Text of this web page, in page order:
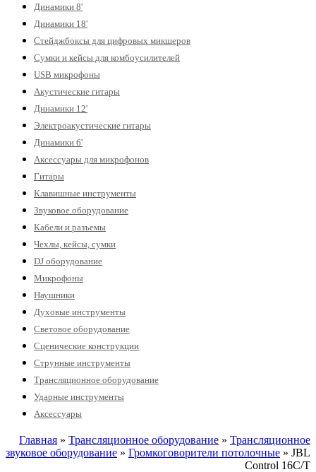
Динамики 8'
Динамики 18'
Стейджбоксы для цифровых микшеров
Сумки и кейсы для комбоусилителей
USB микрофоны
Акустические гитары
Динамики 12'
Электроакустические гитары
Динамики 6'
Аксессуары для микрофонов
Гитары
Клавишные инструменты
Звуковое оборудование
Кабели и разъемы
Чехлы, кейсы, сумки
DJ оборудование
Микрофоны
Наушники
Духовые инструменты
Световое оборудование
Сценические конструкции
Струнные инструменты
Трансляционное оборудование
Ударные инструменты
Аксессуары
Главная » Трансляционное оборудование » Трансляционное
звуковое оборудование » Громкоговорители потолочные » JBL
Control 16C/T